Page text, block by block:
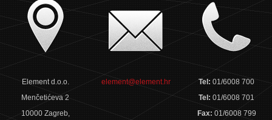
Element d.o.o.
Menčetićeva 2
10000 Zagreb,
element@element.hr Tel:01/6008 700
Tel:01/6008 701
Fax: 01/6008 799